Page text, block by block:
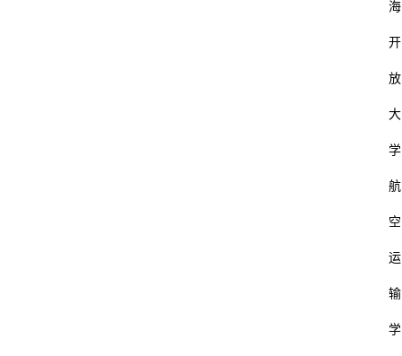
海
开
放
大
学
航
空
运
输
学